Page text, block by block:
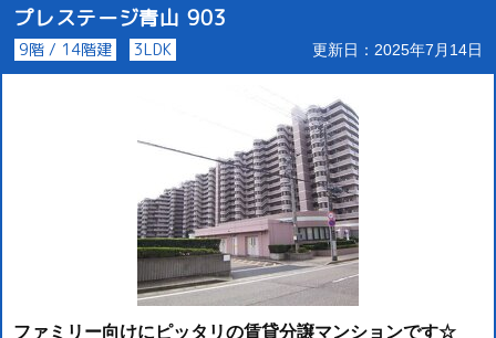
プレステージ青山 903
9階 / 14階建 3LDK 更新日：2025年7月14日
ファミリー向けにピッタリの賃貸分譲マンションです☆